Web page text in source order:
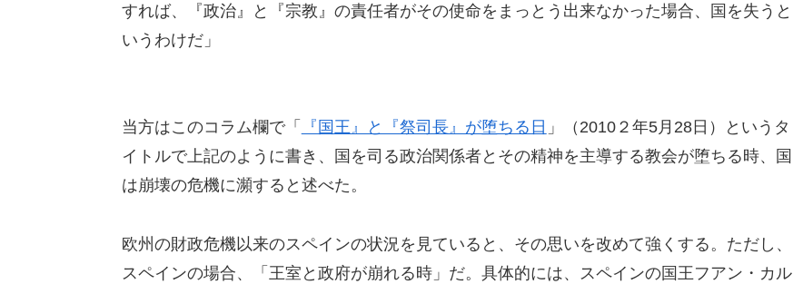
すれば、『政治』と『宗教』の責任者がその使命をまっとう出来なかった場合、国を失うと
いうわけだ」
当方はこのコラム欄で「 『国王』と『祭司長』が堕ちる日 」（2010２年5月28日）というタ
イトルで上記のように書き、国を司る政治関係者とその精神を主導する教会が堕ちる時、国
は崩壊の危機に瀕すると述べた。
欧州の財政危機以来のスペインの状況を見ていると、その思いを改めて強くする。ただし、
スペインの場合、「王室と政府が崩れる時」だ。具体的には、スペインの国王フアン・カル